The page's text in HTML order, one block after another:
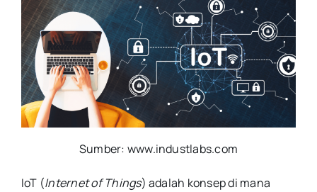
Sumber: www.industlabs.com
IoT (Internet of Things) adalah konsep di mana